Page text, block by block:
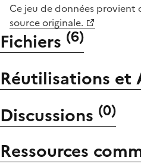
Ce jeu de données
source originale.
Fichiers (6)
Réutilisations et
Discussions (0)
Ressources